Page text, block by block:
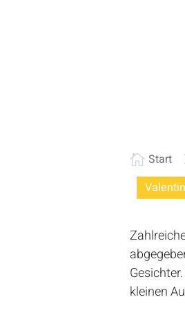
 Start
kleinen